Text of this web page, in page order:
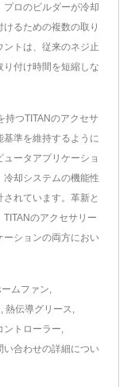
ロのビルダーが冷却
るための複数の取り
トは、従来のネジ止
付け時間を短縮しな
持つTITANのアクセサ
基準を維持するように
ータアプリケーショ
却システムの機能性
れています。革新と
のアクセサリー
ーションの両方におい
ムファン
熱伝導グリース
ントローラー
い合わせの詳細につい